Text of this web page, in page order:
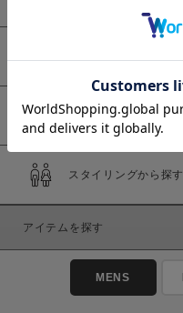
価格
商品タイプ
通常商品
予約商品
スタイリングから探す
アイテムを探す
MENS